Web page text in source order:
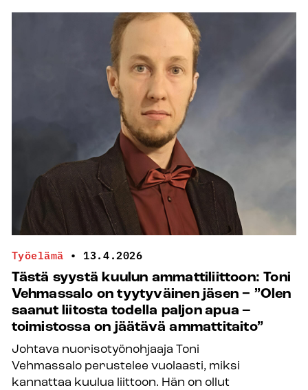
ammattiliittoon:
Kivistö
tyytyväinen
”Ainoa liitto,
joka
ajaa
diakoniatyöntekijöiden
etuuksia”
Työelämä • 13.4.2026
Tästä syystä kuulun ammattiliittoon: Toni
Vehmassalo on tyytyväinen jäsen − ”Olen
saanut liitosta todella paljon apua –
toimistossa on jäätävä ammattitaito”
Johtava nuorisotyönohjaaja Toni
Vehmassalo perustelee vuolaasti, miksi
kannattaa kuulua liittoon. Hän on ollut